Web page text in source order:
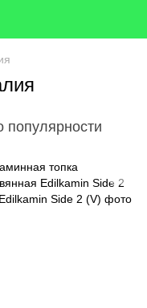
популярности